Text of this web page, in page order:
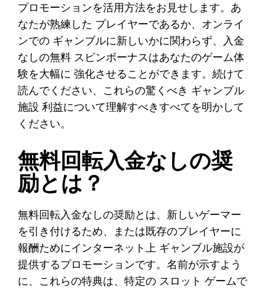
プロモーションを活用方法をお見せします。あ
なたが熟練した プレイヤーであるか、オンライ
ンでの ギャンブルに新しいかに関わらず、入金
なしの無料 スピンボーナスはあなたのゲーム体
験を大幅に 強化させることができます。続けて
読んでください、これらの驚くべき ギャンブル
施設 利益について理解すべきすべてを明かして
ください。
無料回転入金なしの奨
励とは？
無料回転入金なしの奨励とは、新しいゲーマー
を引き付けるため、または既存のプレイヤーに
報酬ためにインターネット上 ギャンブル施設が
提供するプロモーションです。名前が示すよう
に、これらの特典は、特定の スロット ゲームで